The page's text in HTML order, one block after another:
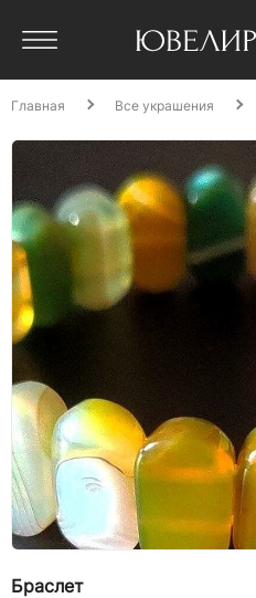
Главная Все украшения
Браслет